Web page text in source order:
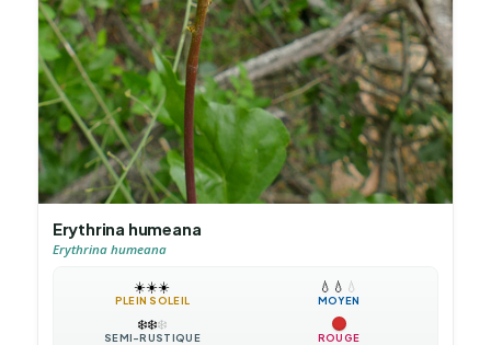
Erythrina humeana
Erythrina humeana
☀️☀️☀️
PLEIN SOLEIL
💧 💧 💧
MOYEN
❄️❄️❄️
SEMI-RUSTIQUE ROUGE